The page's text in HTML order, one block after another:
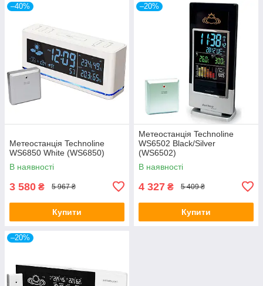
–40%
Метеостанція Technoline
WS6850 White (WS6850)
В наявності
3 580 ₴ 5 967 ₴
Купити
–20%
Метеостанція Technoline
WS6502 Black/Silver
(WS6502)
В наявності
4 327 ₴ 5 409 ₴
Купити
–20%